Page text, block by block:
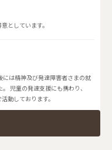
としています。
は精神及び発達障害者さまの就
児童の発達支援にも携わり、
動しております。